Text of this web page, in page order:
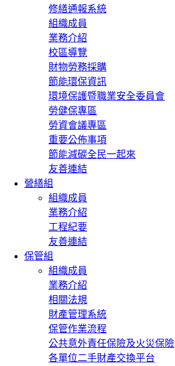
修繕通報系統
組織成員
業務介紹
校區導覽
財物勞務採購
節能環保資訊
環境保護暨職業安全委員會
勞健保專區
勞資會議專區
重要公佈事項
節能減碳全民一起來
友善連結
營繕組
組織成員
業務介紹
工程紀要
友善連結
保管組
組織成員
業務介紹
相關法規
財產管理系統
保管作業流程
公共意外責任保險及火災保險
各單位二手財產交換平台